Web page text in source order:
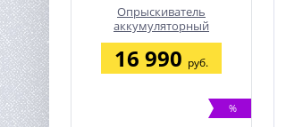
Опрыскиватель
аккумуляторный
Greenworks G24BPSII, 24V, c
1хАКБ 2Ач и ЗУ (5300307UA)
16 990 руб.
%